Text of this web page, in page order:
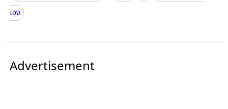
เอง.
Advertisement